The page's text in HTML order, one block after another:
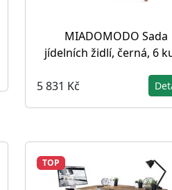
MIADOMODO Sada
jídelních židlí, černá, 6
5 831 Kč
TOP